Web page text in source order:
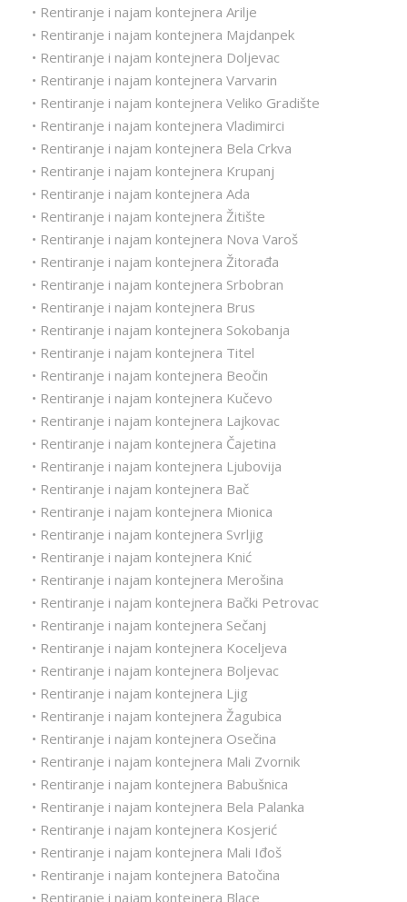
• Rentiranje i najam kontejnera Arilje
• Rentiranje i najam kontejnera Majdanpek
• Rentiranje i najam kontejnera Doljevac
• Rentiranje i najam kontejnera Varvarin
• Rentiranje i najam kontejnera Veliko Gradište
• Rentiranje i najam kontejnera Vladimirci
• Rentiranje i najam kontejnera Bela Crkva
• Rentiranje i najam kontejnera Krupanj
• Rentiranje i najam kontejnera Ada
• Rentiranje i najam kontejnera Žitište
• Rentiranje i najam kontejnera Nova Varoš
• Rentiranje i najam kontejnera Žitorađa
• Rentiranje i najam kontejnera Srbobran
• Rentiranje i najam kontejnera Brus
• Rentiranje i najam kontejnera Sokobanja
• Rentiranje i najam kontejnera Titel
• Rentiranje i najam kontejnera Beočin
• Rentiranje i najam kontejnera Kučevo
• Rentiranje i najam kontejnera Lajkovac
• Rentiranje i najam kontejnera Čajetina
• Rentiranje i najam kontejnera Ljubovija
• Rentiranje i najam kontejnera Bač
• Rentiranje i najam kontejnera Mionica
• Rentiranje i najam kontejnera Svrljig
• Rentiranje i najam kontejnera Knić
• Rentiranje i najam kontejnera Merošina
• Rentiranje i najam kontejnera Bački Petrovac
• Rentiranje i najam kontejnera Sečanj
• Rentiranje i najam kontejnera Koceljeva
• Rentiranje i najam kontejnera Boljevac
• Rentiranje i najam kontejnera Ljig
• Rentiranje i najam kontejnera Žagubica
• Rentiranje i najam kontejnera Osečina
• Rentiranje i najam kontejnera Mali Zvornik
• Rentiranje i najam kontejnera Babušnica
• Rentiranje i najam kontejnera Bela Palanka
• Rentiranje i najam kontejnera Kosjerić
• Rentiranje i najam kontejnera Mali Iđoš
• Rentiranje i najam kontejnera Batočina
• Rentiranje i najam kontejnera Blace